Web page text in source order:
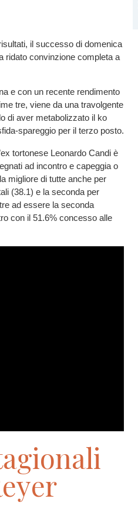
il successo di domenica
ridato convinzione completa a
e con un recente rendimento
tre, viene da una travolgente
di aver metabolizzato il ko
spareggio per il terzo posto.
tortonese Leonardo Candi è
ad incontro e capeggia o
migliore di tutte anche per
(38.1) e la seconda per
ad essere la seconda
con il 51.6% concesso alle